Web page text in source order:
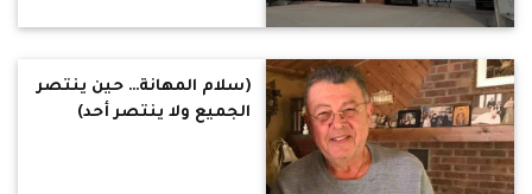
(سلام المهانة… حين ينتصر
الجميع ولا ينتصر أحد)